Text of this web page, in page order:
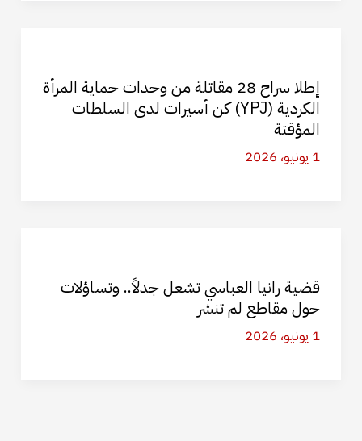
إطلا سراح 28 مقاتلة من وحدات حماية المرأة
الكردية (YPJ) كن أسيرات لدى السلطات
المؤقتة
1 يونيو، 2026
قضية رانيا العباسي تشعل جدلاً.. وتساؤلات
حول مقاطع لم تنشر
1 يونيو، 2026